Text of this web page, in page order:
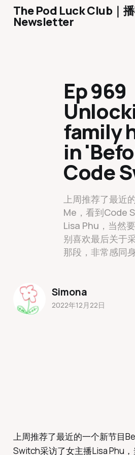
The Pod Luck Club｜
Newsletter
上周推荐了最近的一个新节目
Switch采访了女主播Lisa Phu
Ep 969
family
in
Code
上周推荐了最近
Me，看到Code
Lisa Phu，当然
别喜欢最后关于
那段，非常感同身
Simona
2022年12月22日